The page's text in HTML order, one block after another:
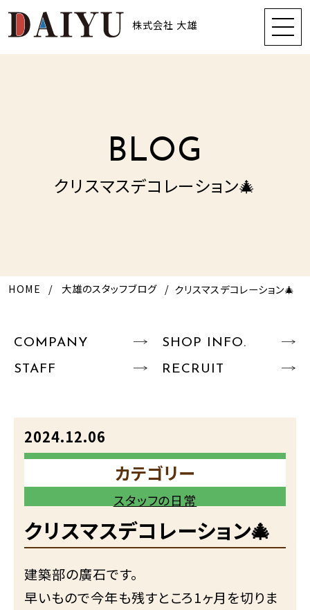
株式会社 大雄
BLOG
クリスマスデコレーション🎄
HOME 大雄のスタッフブログ クリスマスデコレーション🎄
COMPANY
SHOP INFO.
STAFF
RECRUIT
2024.12.06
カテゴリー
スタッフの日常
クリスマスデコレーション🎄
建築部の廣石です。
早いもので今年も残すところ1ヶ月を切りま